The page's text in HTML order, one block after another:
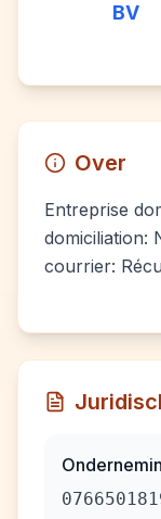
BV
Over
Entreprise
domiciliation:
courrier: